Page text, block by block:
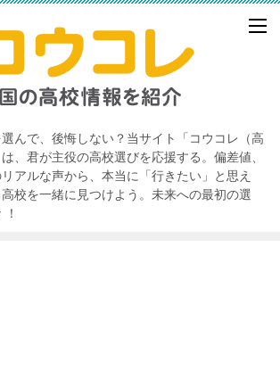
んで、後悔しない？当サイト「コウコレ（高
、君が主役の高校選びを応援する。偏差値、
アルな声から、本当に「行きたい」と思え
校を一緒に見つけよう。未来への最初の選